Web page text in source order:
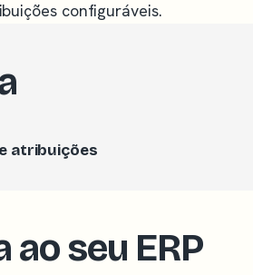
configuráveis.
atribuições
ao seu ERP